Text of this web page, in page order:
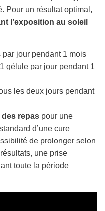
Pour un résultat optimal,
l’exposition au soleil
par jour pendant 1 mois
gélule par jour pendant 1
les deux jours pendant
des repas pour une
d’une cure
de prolonger selon
une prise
toute la période